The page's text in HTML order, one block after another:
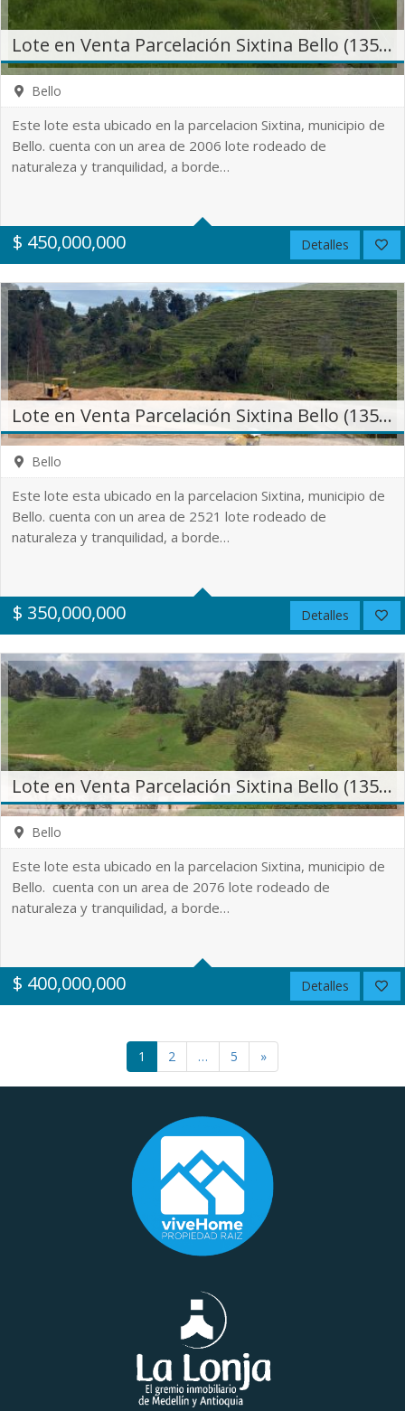
Lote en Venta Parcelación Sixtina Bello (13562)
$ 450,000,000
Bello
Este lote esta ubicado en la parcelacion Sixtina, municipio de
Bello. cuenta con un area de 2006 lote rodeado de
naturaleza y tranquilidad, a borde…
0
Detalles
Lote en Venta Parcelación Sixtina Bello (13559)
$ 350,000,000
Bello
Este lote esta ubicado en la parcelacion Sixtina, municipio de
Bello. cuenta con un area de 2521 lote rodeado de
naturaleza y tranquilidad, a borde…
0
Detalles
Lote en Venta Parcelación Sixtina Bello (13553)
$ 400,000,000
Bello
Este lote esta ubicado en la parcelacion Sixtina, municipio de
Bello. cuenta con un area de 2076 lote rodeado de
naturaleza y tranquilidad, a borde…
0
Detalles
1 2 … 5 »